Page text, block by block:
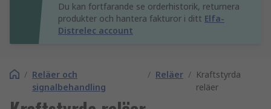
Du kan fortfarande se orderhistorik, returnera
produkter och hantera fakturor i ditt Elfa-
Distrelec account
/ Reläer och
signalbehandling
/ Reläer / Kraftstyrda
reläer